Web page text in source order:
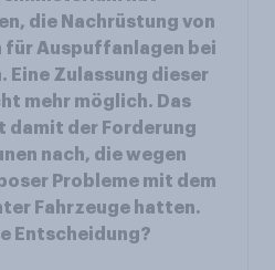
die Nachrüstung von
für Auspuffanlagen bei
Eine Zulassung dieser
mehr möglich. Das
damit der Forderung
nach, die wegen
Probleme mit dem
Fahrzeuge hatten.
Entscheidung?